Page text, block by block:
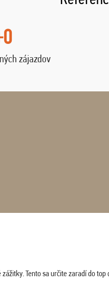
zájazdov
Tento sa určite zaradí do